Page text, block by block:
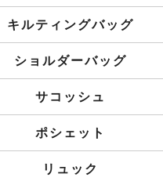
キルティングバッグ
ショルダーバッグ
サコッシュ
ポシェット
リュック